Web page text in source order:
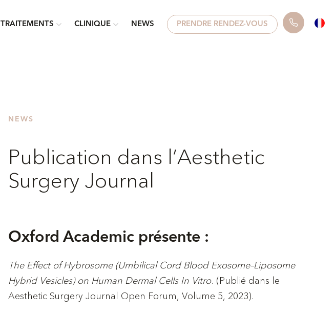
TRAITEMENTS CLINIQUE NEWS PRENDRE RENDEZ-VOUS
NEWS
Publication dans l’Aesthetic
Surgery Journal
Oxford Academic présente :
The Effect of Hybrosome (Umbilical Cord Blood Exosome–Liposome
Hybrid Vesicles) on Human Dermal Cells In Vitro. (Publié dans le
Aesthetic Surgery Journal Open Forum, Volume 5, 2023).